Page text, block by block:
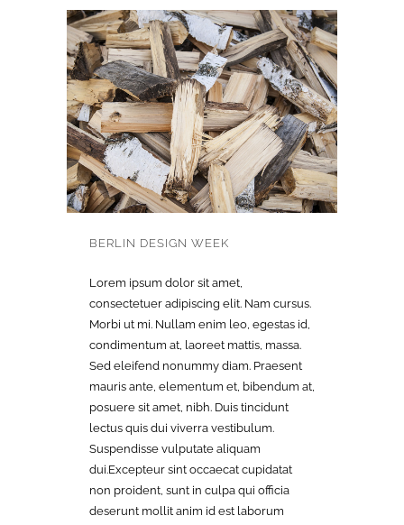
BERLIN DESIGN WEEK
Lorem ipsum dolor sit amet,
consectetuer adipiscing elit. Nam cursus.
Morbi ut mi. Nullam enim leo, egestas id,
condimentum at, laoreet mattis, massa.
Sed eleifend nonummy diam. Praesent
mauris ante, elementum et, bibendum at,
posuere sit amet, nibh. Duis tincidunt
lectus quis dui viverra vestibulum.
Suspendisse vulputate aliquam
dui.Excepteur sint occaecat cupidatat
non proident, sunt in culpa qui officia
deserunt mollit anim id est laborum